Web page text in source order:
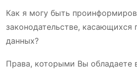
Как я могу быть
законодательстве, касающихся
данных?
Права, которыми Вы обладаете